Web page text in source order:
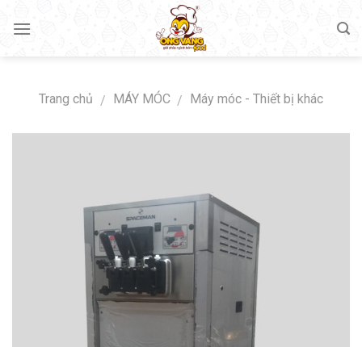
Trang chủ / MÁY MÓC / Máy móc - Thiết bị khác